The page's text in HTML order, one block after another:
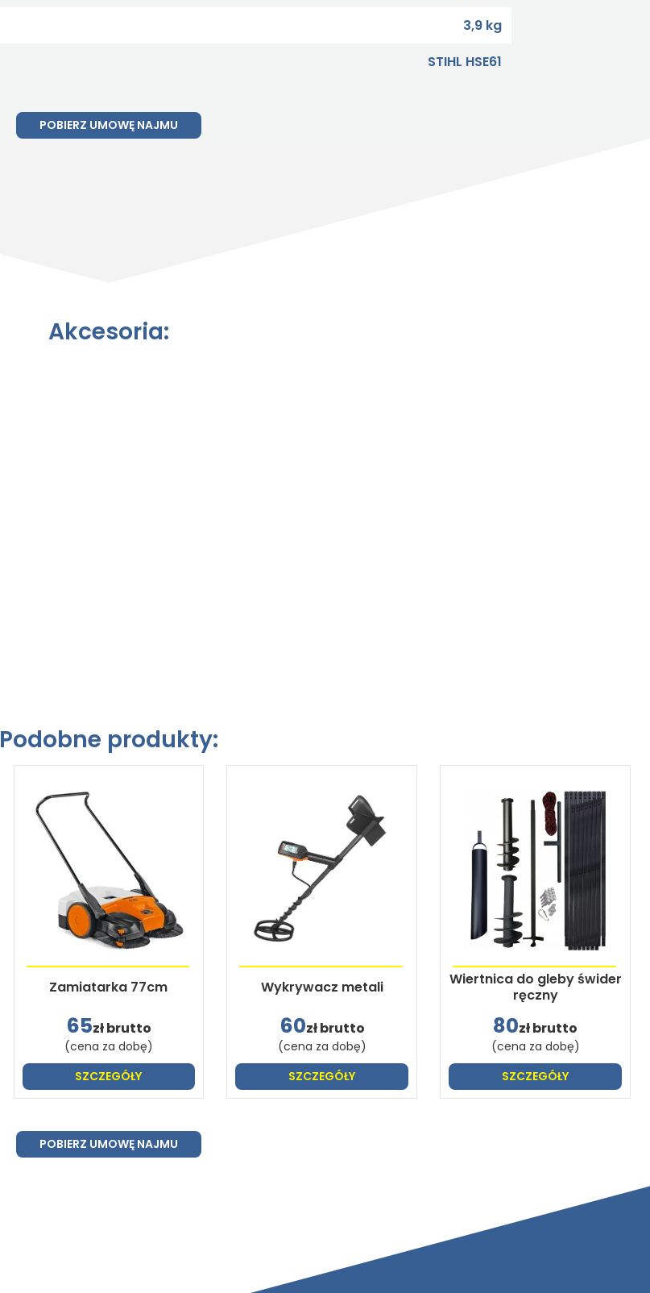
3,9 kg
STIHL HSE61
POBIERZ UMOWĘ NAJMU
Akcesoria:
Podobne produkty:
Zamiatarka 77cm
65zł brutto
(cena za dobę)
SZCZEGÓŁY
Wykrywacz metali
60zł brutto
(cena za dobę)
SZCZEGÓŁY
Wiertnica do gleby świder
ręczny
80zł brutto
(cena za dobę)
SZCZEGÓŁY
POBIERZ UMOWĘ NAJMU